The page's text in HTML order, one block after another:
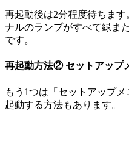
再起動後は2分程度待ちま
ナルのランプがすべて緑ま
です。
再起動方法②セットアップ
もう1つは「セットアップ
起動する方法もあります。